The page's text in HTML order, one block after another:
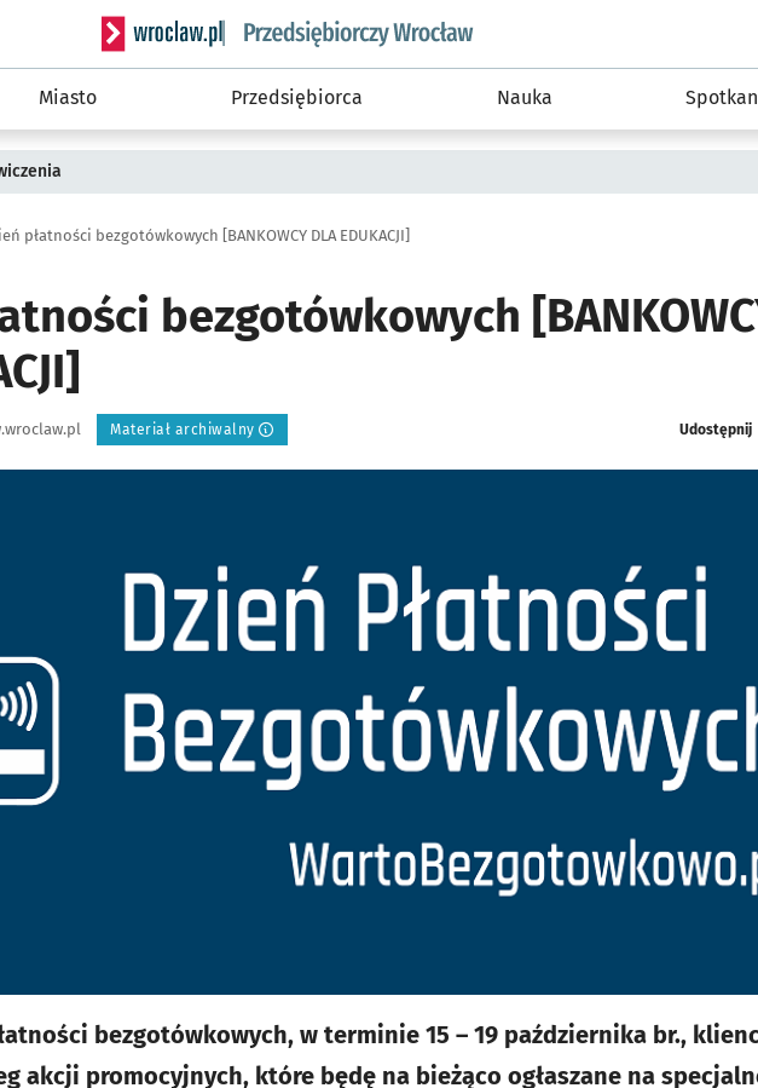
Serwis informacyjny wroclaw.pl podserwis: Strategia rozwoju
Miasto Przedsiębiorca Nauka
płatności bezgotówkowych [BANKOWCY DLA EDUKACJI]
bezgotówkowych
Materiał archiwalny Udostępnij
bezgotówkowych, w terminie 15 – 19 października br.,
akcji promocyjnych, które będę na bieżąco ogłaszane na